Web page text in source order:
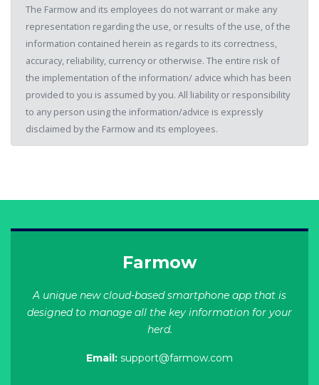
The Farmow and its employees do not warrant or make any
representation regarding the use, or results of the use, of the
information contained herein as regards to its correctness,
accuracy, reliability, currency or otherwise. The entire risk of
the implementation of the information/ advice which has been
provided to you is assumed by you. All liability or responsibility
to any person using the information/advice is expressly
disclaimed by the Farmow and its employees.
Farmow
A unique new cloud-based smartphone app that is
designed to manage all the key information for your
herd.
Email: support@farmow.com